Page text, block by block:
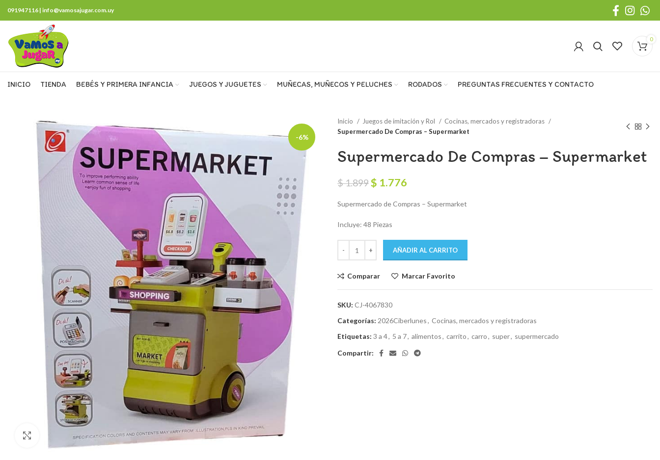
091947116 | info@vamosajugar.com.uy
0
INICIO TIENDA BEBÉS Y PRIMERA INFANCIA JUEGOS Y JUGUETES MUÑECAS, MUÑECOS Y PELUCHES RODADOS PREGUNTAS FRECUENTES Y CONTACTO
-6%
Click to enlarge
Inicio Juegos de imitación y Rol
Cocinas, mercados y registradoras
Supermercado De Compras – Supermarket
Supermercado De Compras – Supermarket
$1.899 El
original
era:
$ 1.776
actual
Supermercado de Compras – Supermarket
Incluye: 48 Piezas
AÑADIR AL CARRITO
Comparar Marcar Favorito
SKU: CJ-4067830
Categorías: 2026Ciberlunes, Cocinas, mercados y registradoras
Etiquetas: 3 a 4, 5 a 7, alimentos, carrito, carro, super, supermercado
Compartir: